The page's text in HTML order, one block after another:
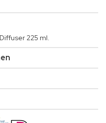
225 ml.